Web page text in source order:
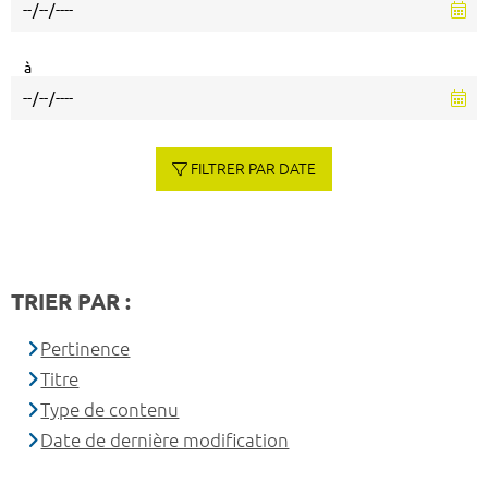
à
FILTRER PAR DATE
TRIER PAR :
Pertinence
Titre
Type de contenu
Date de dernière modification